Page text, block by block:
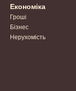
Економіка
Гроші
Бізнес
Нерухомість